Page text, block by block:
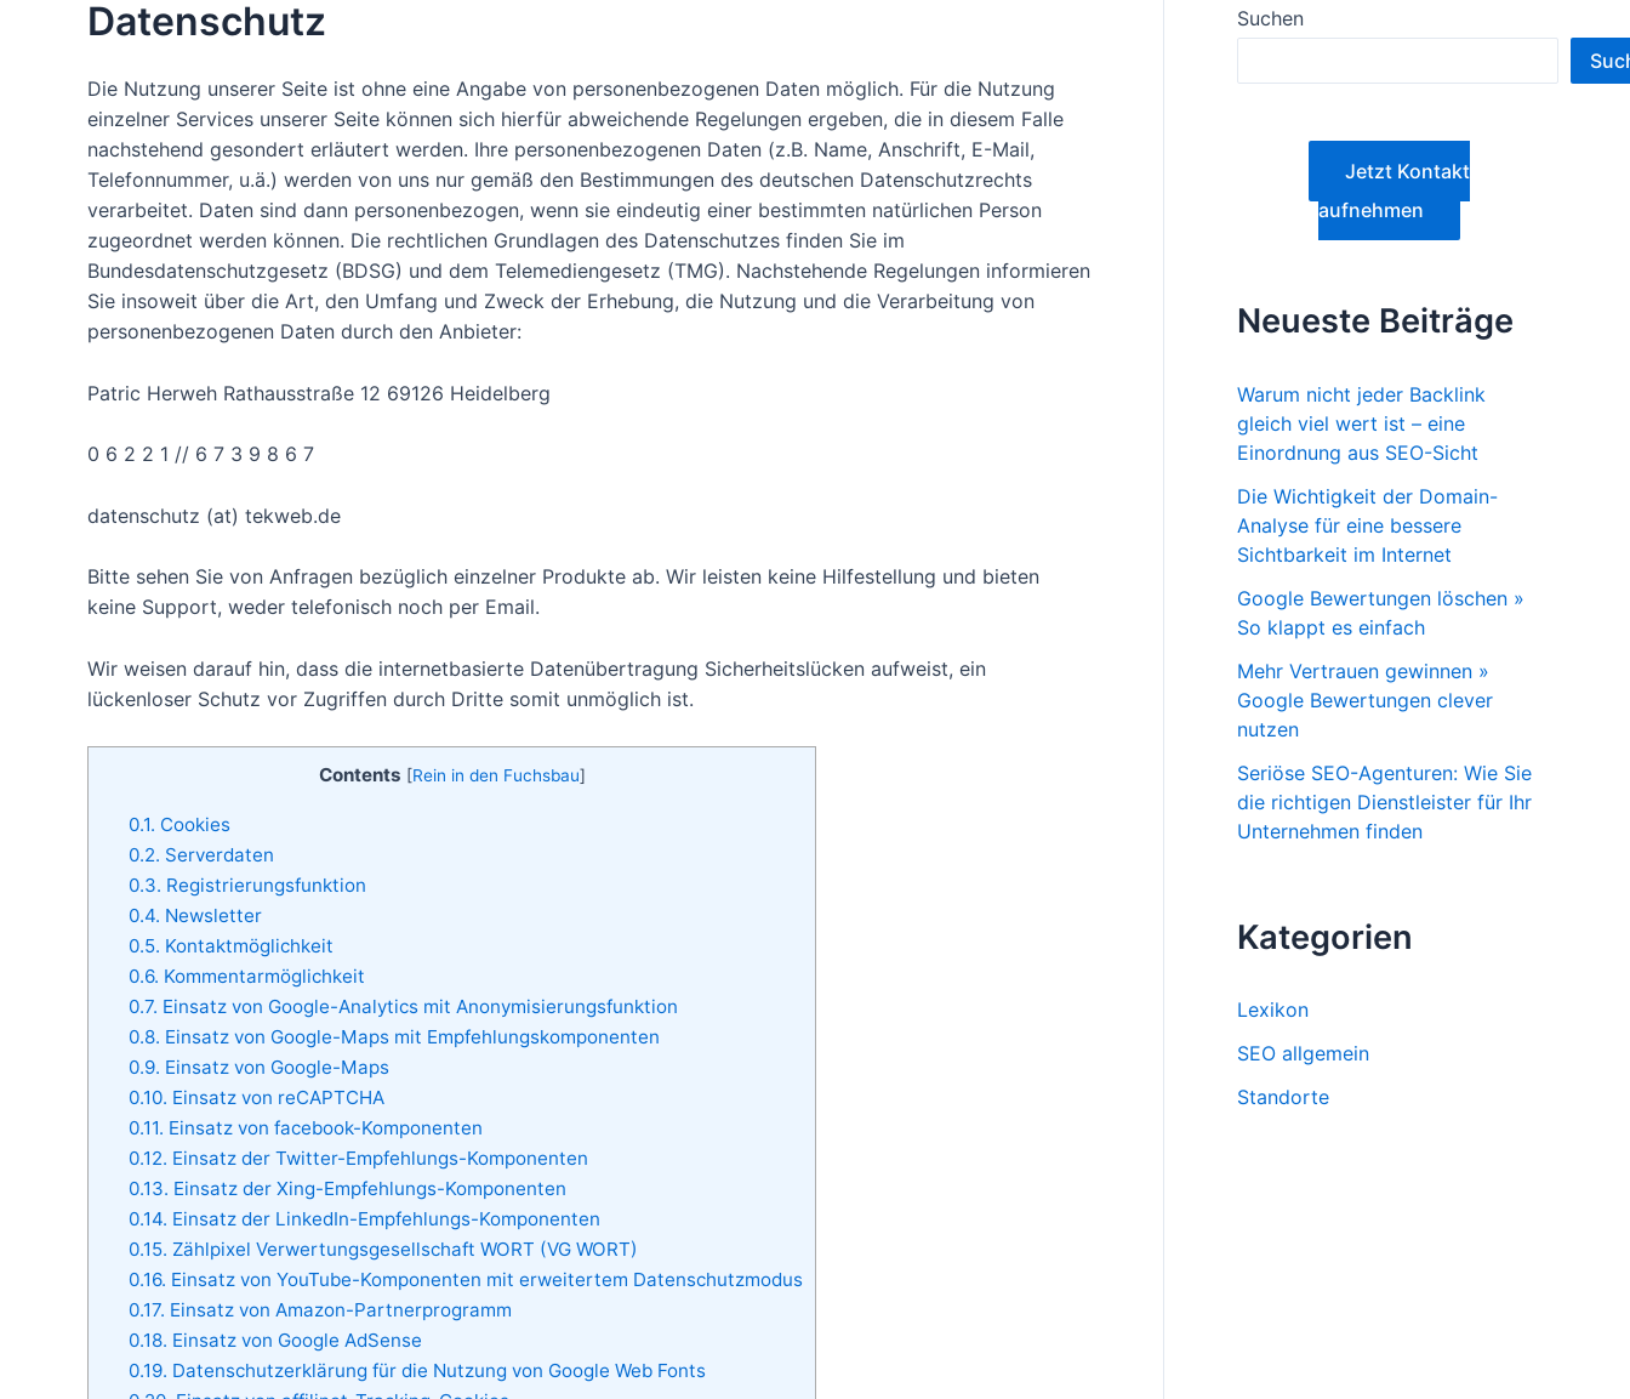
Datenschutz
Die Nutzung unserer Seite ist ohne eine Angabe von personenbezogenen Daten möglich. Für die Nutzung
einzelner Services unserer Seite können sich hierfür abweichende Regelungen ergeben, die in diesem Falle
nachstehend gesondert erläutert werden. Ihre personenbezogenen Daten (z.B. Name, Anschrift, E-Mail,
Telefonnummer, u.ä.) werden von uns nur gemäß den Bestimmungen des deutschen Datenschutzrechts
verarbeitet. Daten sind dann personenbezogen, wenn sie eindeutig einer bestimmten natürlichen Person
zugeordnet werden können. Die rechtlichen Grundlagen des Datenschutzes finden Sie im
Bundesdatenschutzgesetz (BDSG) und dem Telemediengesetz (TMG). Nachstehende Regelungen informieren
Sie insoweit über die Art, den Umfang und Zweck der Erhebung, die Nutzung und die Verarbeitung von
personenbezogenen Daten durch den Anbieter:
Patric Herweh Rathausstraße 12 69126 Heidelberg
0 6 2 2 1 // 6 7 3 9 8 6 7
datenschutz (at) tekweb.de
Bitte sehen Sie von Anfragen bezüglich einzelner Produkte ab. Wir leisten keine Hilfestellung und bieten
keine Support, weder telefonisch noch per Email.
Wir weisen darauf hin, dass die internetbasierte Datenübertragung Sicherheitslücken aufweist, ein
lückenloser Schutz vor Zugriffen durch Dritte somit unmöglich ist.
Contents [Rein in den Fuchsbau]
0.1. Cookies
0.2. Serverdaten
0.3. Registrierungsfunktion
0.4. Newsletter
0.5. Kontaktmöglichkeit
0.6. Kommentarmöglichkeit
0.7. Einsatz von Google-Analytics mit Anonymisierungsfunktion
0.8. Einsatz von Google-Maps mit Empfehlungskomponenten
0.9. Einsatz von Google-Maps
0.10. Einsatz von reCAPTCHA
0.11. Einsatz von facebook-Komponenten
0.12. Einsatz der Twitter-Empfehlungs-Komponenten
0.13. Einsatz der Xing-Empfehlungs-Komponenten
0.14. Einsatz der LinkedIn-Empfehlungs-Komponenten
0.15. Zählpixel Verwertungsgesellschaft WORT (VG WORT)
0.16. Einsatz von YouTube-Komponenten mit erweitertem Datenschutzmodus
0.17. Einsatz von Amazon-Partnerprogramm
0.18. Einsatz von Google AdSense
0.19. Datenschutzerklärung für die Nutzung von Google Web Fonts
Suchen
Jetzt Kontakt
aufnehmen
Neueste Beiträge
Warum nicht jeder Backlink
gleich viel wert ist – eine
Einordnung aus SEO-Sicht
Die Wichtigkeit der Domain-
Analyse für eine bessere
Sichtbarkeit im Internet
Google Bewertungen löschen »
So klappt es einfach
Mehr Vertrauen gewinnen »
Google Bewertungen clever
nutzen
Seriöse SEO-Agenturen: Wie Sie
die richtigen Dienstleister für Ihr
Unternehmen finden
Kategorien
Lexikon
SEO allgemein
Standorte